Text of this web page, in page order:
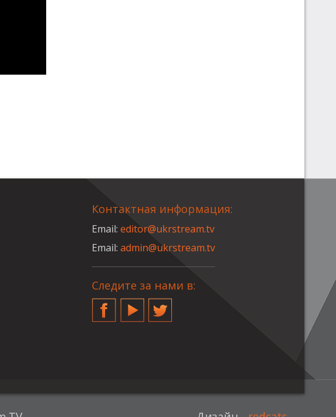
Контактная информация:
Email:editor@ukrstream.tv
Email:admin@ukrstream.tv
Следите за нами в:
FacebookYouTubeTwitter